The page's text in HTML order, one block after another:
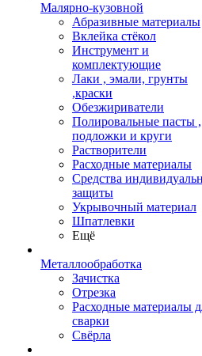
Малярно-кузовной
Абразивные материалы
Вклейка стёкол
Инструмент и
комплектующие
Лаки , эмали, грунты
,краски
Обезжириватели
Полировальные пасты ,
подложки и круги
Растворители
Расходные материалы
Средства
защиты
Укрывочный материал
Шпатлевки
Ещё
Металлообработка
Зачистка
Отрезка
Расходные материалы
сварки
Свёрла